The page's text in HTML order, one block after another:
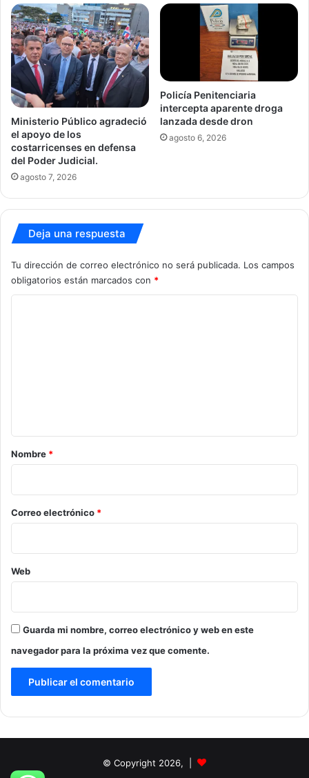
Ministerio Público agradeció
el apoyo de los
costarricenses en defensa
del Poder Judicial.
agosto 7, 2026
Policía Penitenciaria
intercepta aparente droga
lanzada desde dron
agosto 6, 2026
Deja una respuesta
Tu dirección de correo electrónico no será publicada. Los campos
obligatorios están marcados con *
r
i
o
*
Nombre *
Correo electrónico *
Web
Guarda mi nombre, correo electrónico y web en este
navegador para la próxima vez que comente.
© Copyright 2026, |